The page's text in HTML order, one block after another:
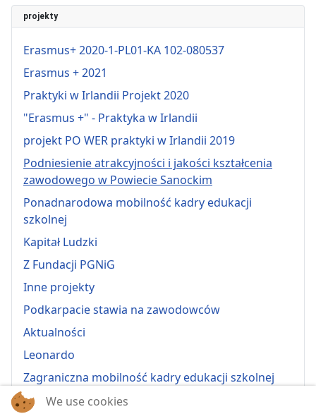
projekty
Erasmus+ 2020-1-PL01-KA 102-080537
Erasmus + 2021
Praktyki w Irlandii Projekt 2020
"Erasmus +" - Praktyka w Irlandii
projekt PO WER praktyki w Irlandii 2019
Podniesienie atrakcyjności i jakości kształcenia
zawodowego w Powiecie Sanockim
Ponadnarodowa mobilność kadry edukacji
szkolnej
Kapitał Ludzki
Z Fundacji PGNiG
Inne projekty
Podkarpacie stawia na zawodowców
Aktualności
Leonardo
Zagraniczna mobilność kadry edukacji szkolnej
Erasmus+ 2022-1-PL01-KA121-VET-000064815
We use cookies